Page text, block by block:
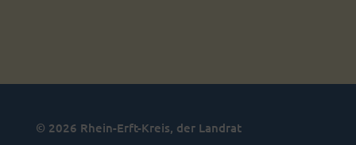
© 2026 Rhein-Erft-Kreis, der Landrat